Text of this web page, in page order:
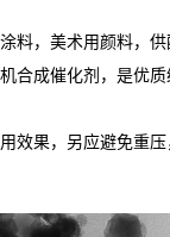
，美术用颜料，
合成催化剂，是优质
效果，另应避免重压